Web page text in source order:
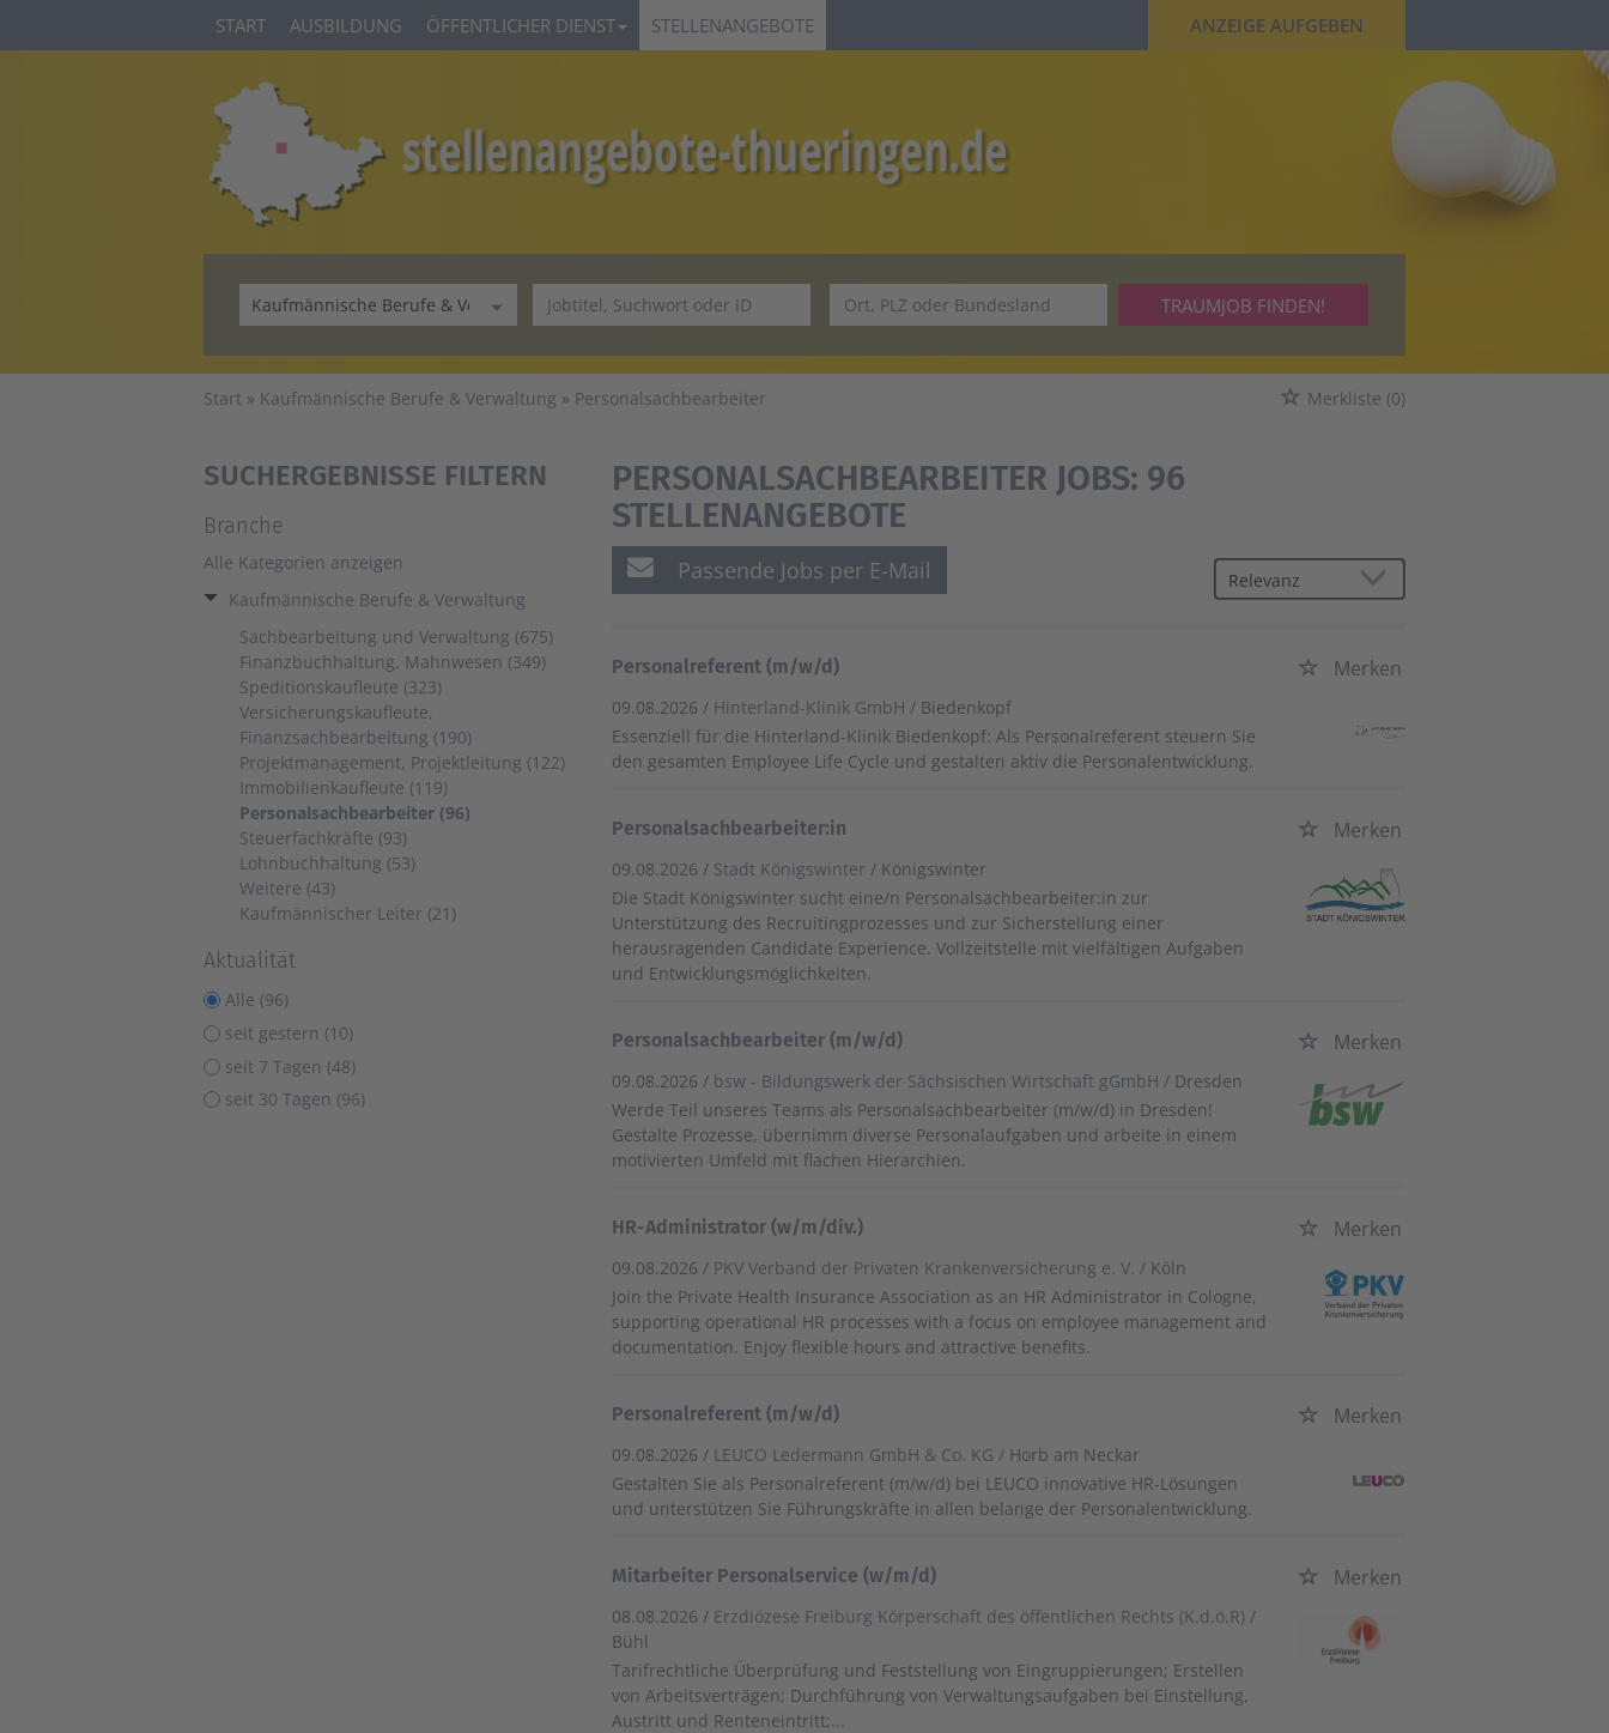
START AUSBILDUNG ÖFFENTLICHER DIENST STELLENANGEBOTE ANZEIGE AUFGEBEN
TRAUMJOB FINDEN!
Start Kaufmännische Berufe & Verwaltung Personalsachbearbeiter Merkliste (0)
SUCHERGEBNISSE FILTERN
Branche
Alle Kategorien anzeigen
Kaufmännische Berufe & Verwaltung
Sachbearbeitung und Verwaltung (675)
Finanzbuchhaltung, Mahnwesen (349)
Speditionskaufleute (323)
Versicherungskaufleute,
Finanzsachbearbeitung (190)
Projektmanagement, Projektleitung (122)
Immobilienkaufleute (119)
Personalsachbearbeiter (96)
Steuerfachkräfte (93)
Lohnbuchhaltung (53)
Weitere (43)
Kaufmännischer Leiter (21)
Aktualität
Alle (96)
seit gestern (10)
seit 7 Tagen (48)
seit 30 Tagen (96)
PERSONALSACHBEARBEITER JOBS: 96
STELLENANGEBOTE
Passende Jobs per E-Mail
Personalreferent (m/w/d) Merken
09.08.2026 / Hinterland-Klinik GmbH / Biedenkopf
Essenziell für die Hinterland-Klinik Biedenkopf: Als Personalreferent steuern Sie
den gesamten Employee Life Cycle und gestalten aktiv die Personalentwicklung.
Personalsachbearbeiter:in Merken
09.08.2026 / Stadt Königswinter / Königswinter
Die Stadt Königswinter sucht eine/n Personalsachbearbeiter:in zur
Unterstützung des Recruitingprozesses und zur Sicherstellung einer
herausragenden Candidate Experience. Vollzeitstelle mit vielfältigen Aufgaben
und Entwicklungsmöglichkeiten.
Personalsachbearbeiter (m/w/d) Merken
09.08.2026 / bsw - Bildungswerk der Sächsischen Wirtschaft gGmbH / Dresden
Werde Teil unseres Teams als Personalsachbearbeiter (m/w/d) in Dresden!
Gestalte Prozesse, übernimm diverse Personalaufgaben und arbeite in einem
motivierten Umfeld mit flachen Hierarchien.
HR-Administrator (w/m/div.) Merken
09.08.2026 / PKV Verband der Privaten Krankenversicherung e. V. / Köln
Join the Private Health Insurance Association as an HR Administrator in Cologne,
supporting operational HR processes with a focus on employee management and
documentation. Enjoy flexible hours and attractive benefits.
Personalreferent (m/w/d) Merken
09.08.2026 / LEUCO Ledermann GmbH & Co. KG / Horb am Neckar
Gestalten Sie als Personalreferent (m/w/d) bei LEUCO innovative HR-Lösungen
und unterstützen Sie Führungskräfte in allen belange der Personalentwicklung.
Mitarbeiter Personalservice (w/m/d) Merken
08.08.2026 / Erzdiözese Freiburg Körperschaft des öffentlichen Rechts (K.d.ö.R) /
Bühl
Tarifrechtliche Überprüfung und Feststellung von Eingruppierungen; Erstellen
von Arbeitsverträgen; Durchführung von Verwaltungsaufgaben bei Einstellung,
Austritt und Renteneintritt;...